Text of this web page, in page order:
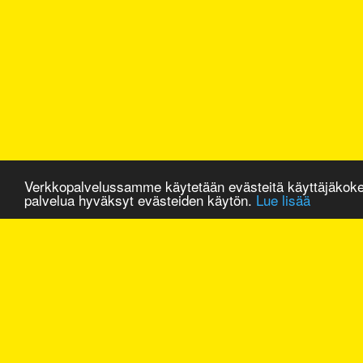
Verkkopalvelussamme käytetään evästeitä
palvelua hyväksyt evästeiden käytön. Lue lisää